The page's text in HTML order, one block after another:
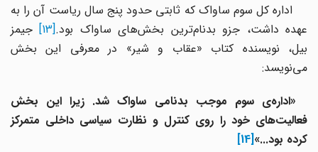
اداره کل سوم ساواک که ثابتی حدود پنج سال ریاست آن را به
عهده داشت، جزو بدنام‌ترین بخش‌های ساواک بود.[13]
جیمز
بیل، نویسنده کتاب «عقاب و شیر» در معرفی این بخش
می‌نویسد:
«اداره‌ی سوم موجب بدنامی ساواک شد. زیرا این بخش
فعالیت‌های خود را روی کنترل و نظارت سیاسی داخلی متمرکز
کرده بود...»[14]